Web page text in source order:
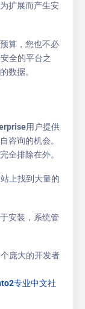
扩展而产生安
算，您也不必
全的平台之
数据。
用户提供
咨询的机会。
全排除在外。
上找到大量的
安装，系统管
庞大的开发者
专业中文社